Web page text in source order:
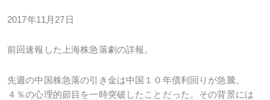
2017年11月27日
前回速報した上海株急落劇の詳報。
先週の中国株急落の引き金は中国１０年債利回りが急騰。
４％の心理的節目を一時突破したことだった。その背景には